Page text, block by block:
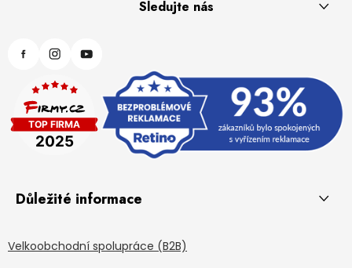
Sledujte nás
Důležité informace
Velkoobchodní spolupráce (B2B)